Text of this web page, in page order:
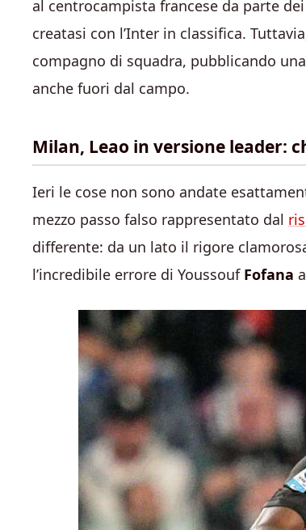
al centrocampista francese da parte
creatasi con l’Inter in classifica.
compagno di squadra, pubblicando
anche fuori dal campo.
Milan, Leao in versione leader:
Ieri le cose non sono andate
mezzo passo falso rappresentato dal
differente: da un lato il rigore
l’incredibile errore di Youssouf Fofana